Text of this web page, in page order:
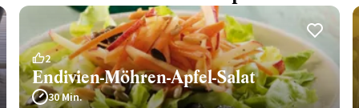
2
Endivien-Möhren-Apfel-Salat
30 Min.